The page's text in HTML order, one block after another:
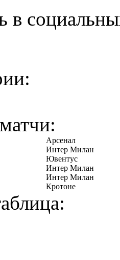
в
Арсенал
Интер Милан
Ювентус
Интер Милан
Интер Милан
Кротоне